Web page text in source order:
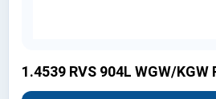
1.4539 RVS 904L WGW/